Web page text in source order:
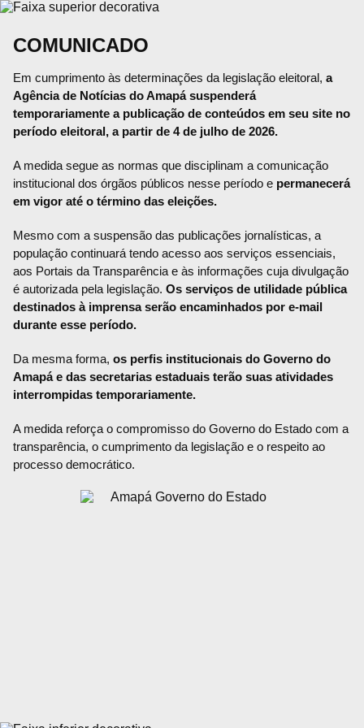
COMUNICADO
Em cumprimento às determinações da legislação eleitoral, a
Agência de Notícias do Amapá suspenderá
temporariamente a publicação de conteúdos em seu site no
período eleitoral, a partir de 4 de julho de 2026.
A medida segue as normas que disciplinam a comunicação
institucional dos órgãos públicos nesse período e permanecerá
em vigor até o término das eleições.
Mesmo com a suspensão das publicações jornalísticas, a
população continuará tendo acesso aos serviços essenciais,
aos Portais da Transparência e às informações cuja divulgação
é autorizada pela legislação. Os serviços de utilidade pública
destinados à imprensa serão encaminhados por e-mail
durante esse período.
Da mesma forma, os perfis institucionais do Governo do
Amapá e das secretarias estaduais terão suas atividades
interrompidas temporariamente.
A medida reforça o compromisso do Governo do Estado com a
transparência, o cumprimento da legislação e o respeito ao
processo democrático.